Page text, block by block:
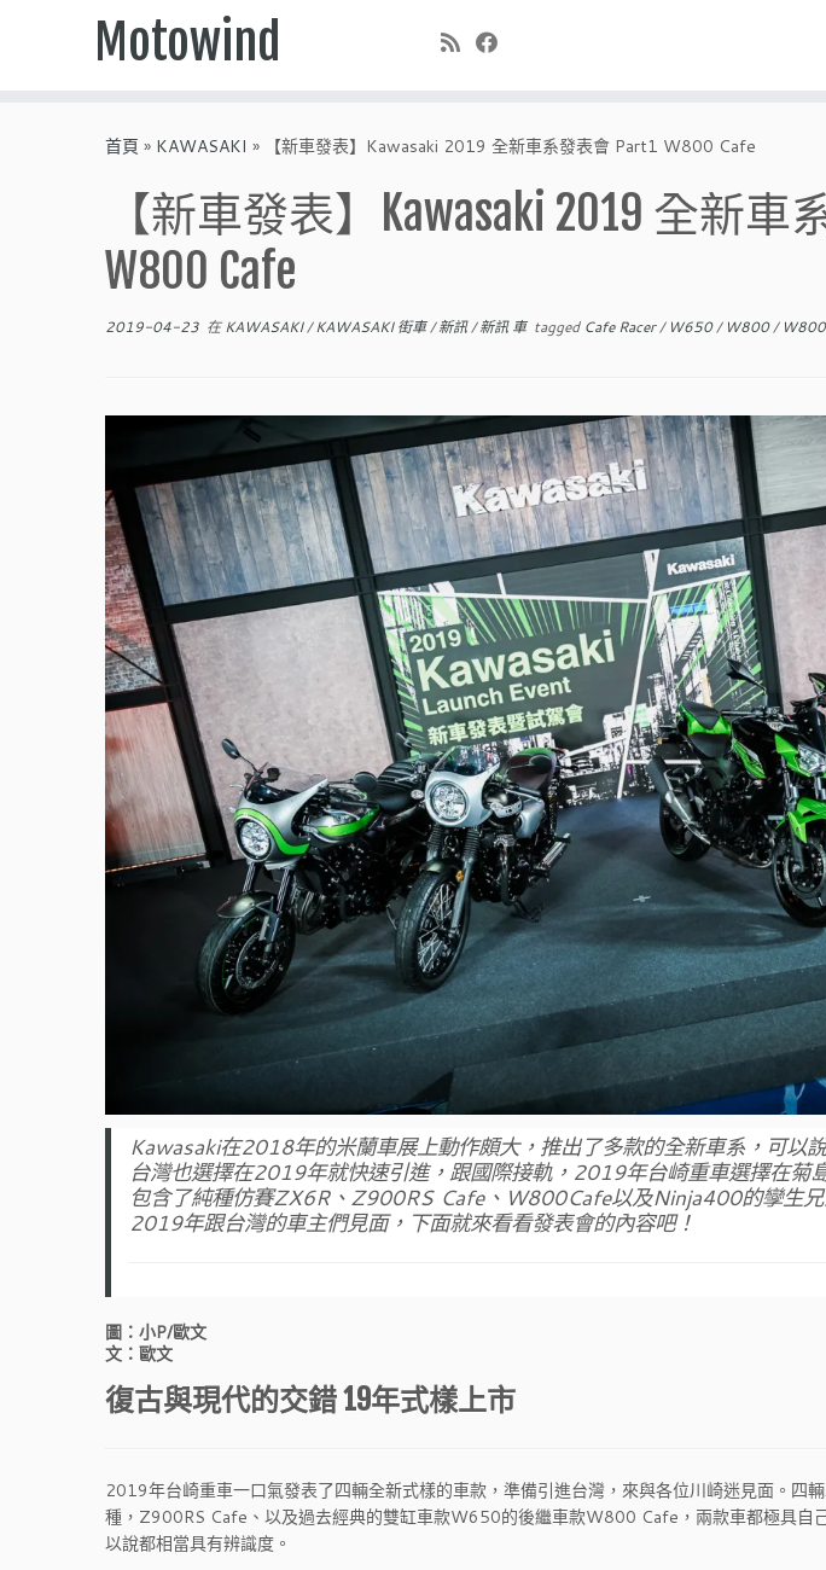
Motowind
首頁 » KAWASAKI » 【新車發表】Kawasaki 2019 全新車系發表會 Part1 W800 Cafe
【新車發表】Kawasaki 2019 全新車
W800 Cafe
2019-04-23 在KAWASAKI/KAWASAKI 街車/新訊/新訊 車 tagged Cafe Racer/ W650/ W800/
Kawasaki在2018年的米蘭車展上動作頗大，推出了多款的全新車系，可以
台灣也選擇在2019年就快速引進，跟國際接軌，2019年台崎重車選擇在菊
包含了純種仿賽ZX6R、Z900RS Cafe、W800Cafe以及Ninja400的孿生
2019年跟台灣的車主們見面，下面就來看看發表會的內容吧！
圖：小P/歐文
文：歐文
復古與現代的交錯 19年式樣上市
2019年台崎重車一口氣發表了四輛全新式樣的車款，準備引進台灣，來與各位川崎迷見面。四
種，Z900RS Cafe、以及過去經典的雙缸車款W650的後繼車款W800 Cafe，兩款車都極具自
以說都相當具有辨識度。